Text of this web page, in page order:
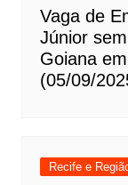
Vaga de
Júnior
Goiana
(05/09/
Recife e